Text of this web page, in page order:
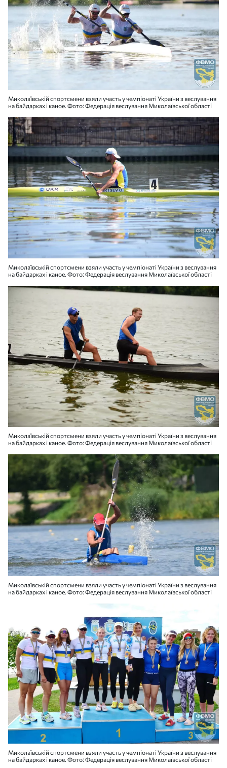
Миколаївській спортсмени взяли участь у чемпіонаті України з веслування
на байдарках і каное. Фото: Федерація веслування Миколаївської області
Миколаївській спортсмени взяли участь у чемпіонаті України з веслування
на байдарках і каное. Фото: Федерація веслування Миколаївської області
Миколаївській спортсмени взяли участь у чемпіонаті України з веслування
на байдарках і каное. Фото: Федерація веслування Миколаївської області
Миколаївській спортсмени взяли участь у чемпіонаті України з веслування
на байдарках і каное. Фото: Федерація веслування Миколаївської області
Миколаївській спортсмени взяли участь у чемпіонаті України з веслування
на байдарках і каное. Фото: Федерація веслування Миколаївської області